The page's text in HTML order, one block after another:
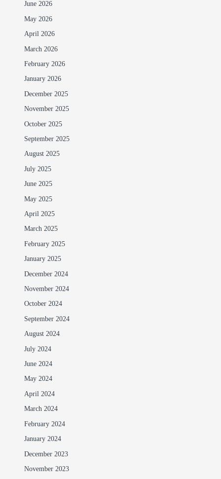
June 2026
May 2026
April 2026
March 2026
February 2026
January 2026
December 2025
November 2025
October 2025
September 2025
August 2025
July 2025
June 2025
May 2025
April 2025
March 2025
February 2025
January 2025
December 2024
November 2024
October 2024
September 2024
August 2024
July 2024
June 2024
May 2024
April 2024
March 2024
February 2024
January 2024
December 2023
November 2023